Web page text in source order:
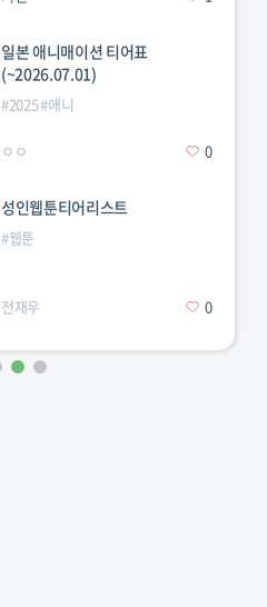
일본 애니매이션 티어표
(~2026.07.01)
#2025#애니
ㅇㅇ 0
성인웹툰티어리스트
#웹툰
전재우 0